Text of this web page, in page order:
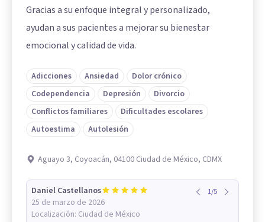
Gracias a su enfoque integral y personalizado,
ayudan a sus pacientes a mejorar su bienestar
emocional y calidad de vida.
Adicciones Ansiedad
Dolor crónico
Codependencia
Depresión
Divorcio
Conflictos familiares
Dificultades escolares
Autoestima
Autolesión
Aguayo 3, Coyoacán, 04100 Ciudad de México, CDMX
Daniel Castellanos
25 de marzo de 2026
Localización: Ciudad de México
1/5